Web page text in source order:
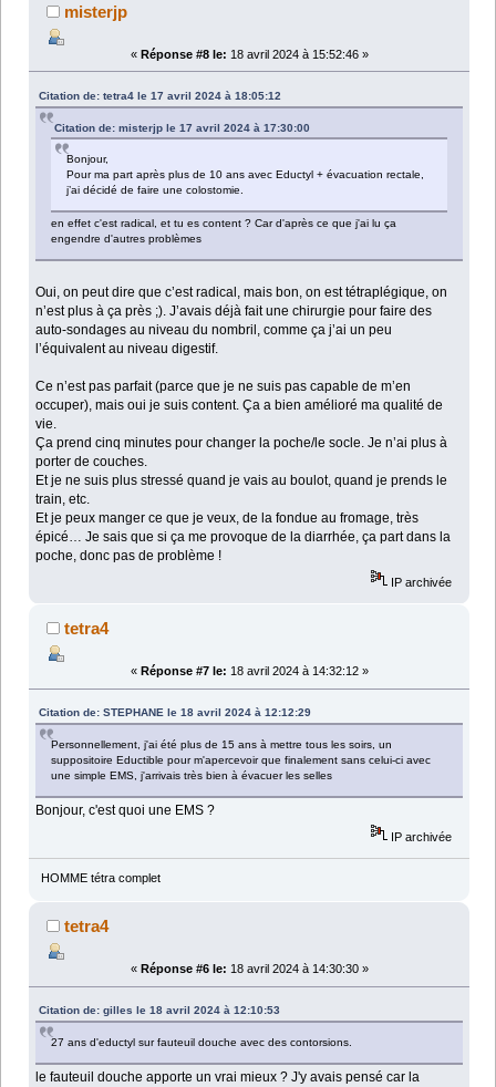
misterjp
« Réponse #8 le: 18 avril 2024 à 15:52:46 »
Citation de: tetra4 le 17 avril 2024 à 18:05:12
Citation de: misterjp le 17 avril 2024 à 17:30:00
Bonjour,
Pour ma part après plus de 10 ans avec Eductyl + évacuation rectale,
j’ai décidé de faire une colostomie.
en effet c'est radical, et tu es content ? Car d'après ce que j'ai lu ça
engendre d'autres problèmes
Oui, on peut dire que c’est radical, mais bon, on est tétraplégique, on
n’est plus à ça près ;). J’avais déjà fait une chirurgie pour faire des
auto-sondages au niveau du nombril, comme ça j’ai un peu
l’équivalent au niveau digestif.
Ce n’est pas parfait (parce que je ne suis pas capable de m’en
occuper), mais oui je suis content. Ça a bien amélioré ma qualité de
vie.
Ça prend cinq minutes pour changer la poche/le socle. Je n’ai plus à
porter de couches.
Et je ne suis plus stressé quand je vais au boulot, quand je prends le
train, etc.
Et je peux manger ce que je veux, de la fondue au fromage, très
épicé… Je sais que si ça me provoque de la diarrhée, ça part dans la
poche, donc pas de problème !
IP archivée
tetra4
« Réponse #7 le: 18 avril 2024 à 14:32:12 »
Citation de: STEPHANE le 18 avril 2024 à 12:12:29
Personnellement, j'ai été plus de 15 ans à mettre tous les soirs, un
suppositoire Eductible pour m'apercevoir que finalement sans celui-ci avec
une simple EMS, j'arrivais très bien à évacuer les selles
Bonjour, c'est quoi une EMS ?
IP archivée
HOMME tétra complet
tetra4
« Réponse #6 le: 18 avril 2024 à 14:30:30 »
Citation de: gilles le 18 avril 2024 à 12:10:53
27 ans d'eductyl sur fauteuil douche avec des contorsions.
le fauteuil douche apporte un vrai mieux ? J'y avais pensé car la